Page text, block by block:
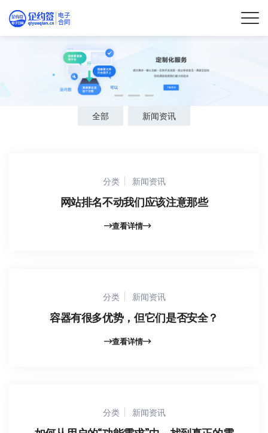
全部 新闻资讯
分类 新闻资讯
网站排名不动我们应该注意那些
查看详情
分类 新闻资讯
容器有很多优势，但它们是否安全？
查看详情
分类 新闻资讯